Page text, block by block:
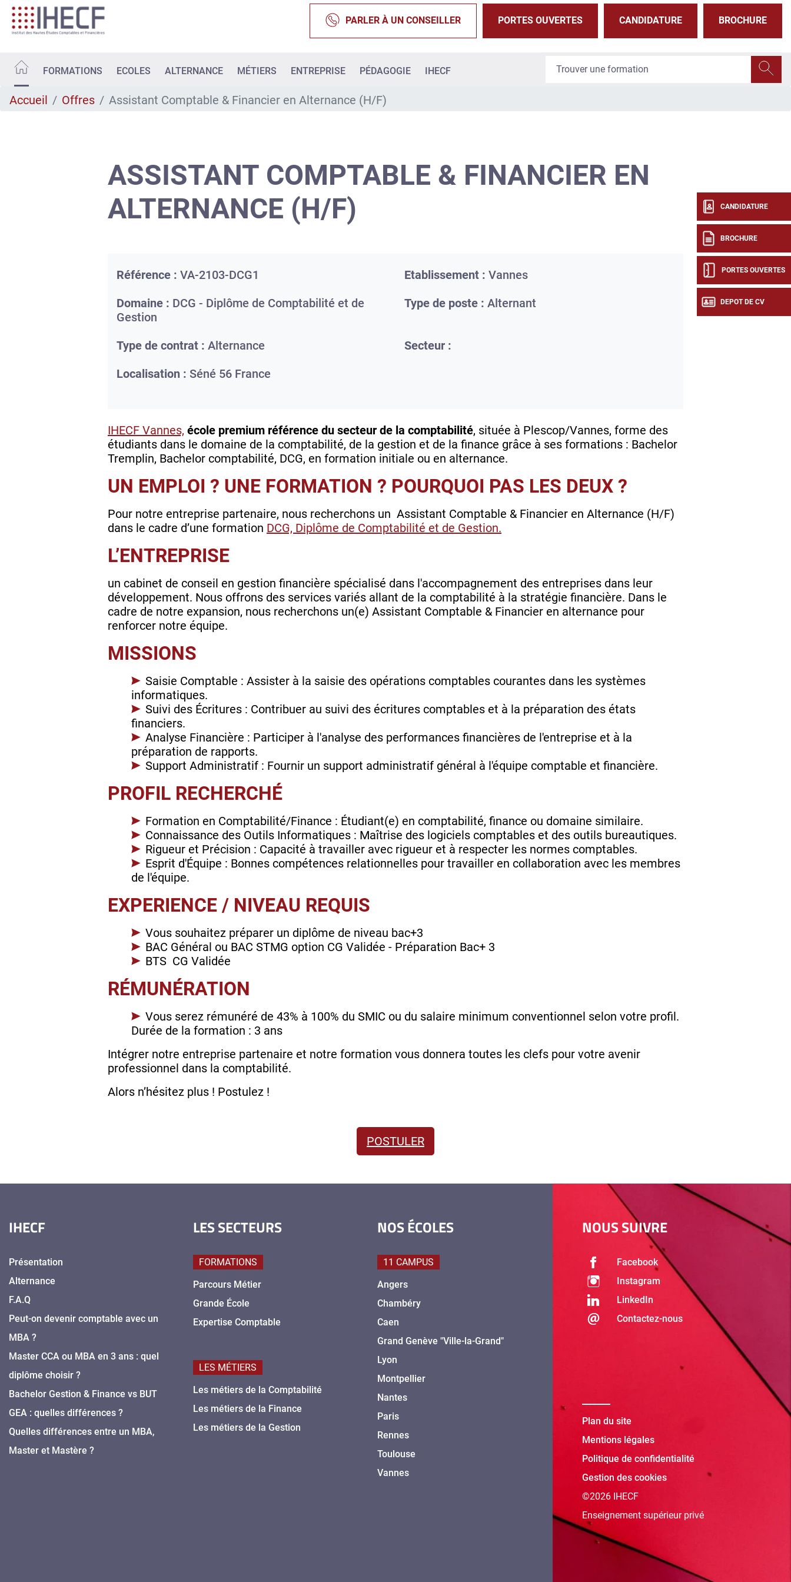
Aller
contenu
PARLER À UN CONSEILLER PORTES OUVERTES CANDIDATURE BROCHURE
FORMATIONS ECOLES ALTERNANCE MÉTIERS ENTREPRISE PÉDAGOGIE IHECF
CANDIDATURE
BROCHURE
PORTES OUVERTES
DEPOT DE CV
Accueil Offres Assistant Comptable & Financier en Alternance (H/F)
ASSISTANT COMPTABLE & FINANCIER EN
ALTERNANCE (H/F)
Référence : VA-2103-DCG1 Etablissement : Vannes
Domaine : DCG - Diplôme de Comptabilité et de
Gestion
Type de poste : Alternant
Type de contrat : Alternance
Secteur :
Localisation : Séné 56 France
IHECF Vannes, école premium référence du secteur de la comptabilité, située à Plescop/Vannes, forme des
étudiants dans le domaine de la comptabilité, de la gestion et de la finance grâce à ses formations : Bachelor
Tremplin, Bachelor comptabilité, DCG, en formation initiale ou en alternance.
UN EMPLOI ? UNE FORMATION ? POURQUOI PAS LES DEUX ?
Pour notre entreprise partenaire, nous recherchons un Assistant Comptable & Financier en Alternance (H/F)
dans le cadre d’une formation DCG, Diplôme de Comptabilité et de Gestion.
L’ENTREPRISE
un cabinet de conseil en gestion financière spécialisé dans l'accompagnement des entreprises dans leur
développement. Nous offrons des services variés allant de la comptabilité à la stratégie financière. Dans le
cadre de notre expansion, nous recherchons un(e) Assistant Comptable & Financier en alternance pour
renforcer notre équipe.
MISSIONS
Saisie Comptable : Assister à la saisie des opérations comptables courantes dans les systèmes
informatiques.
Suivi des Écritures : Contribuer au suivi des écritures comptables et à la préparation des états
financiers.
Analyse Financière : Participer à l'analyse des performances financières de l'entreprise et à la
préparation de rapports.
Support Administratif : Fournir un support administratif général à l'équipe comptable et financière.
PROFIL RECHERCHÉ
Formation en Comptabilité/Finance : Étudiant(e) en comptabilité, finance ou domaine similaire.
Connaissance des Outils Informatiques : Maîtrise des logiciels comptables et des outils bureautiques.
Rigueur et Précision : Capacité à travailler avec rigueur et à respecter les normes comptables.
Esprit d'Équipe : Bonnes compétences relationnelles pour travailler en collaboration avec les membres
de l'équipe.
EXPERIENCE / NIVEAU REQUIS
Vous souhaitez préparer un diplôme de niveau bac+3
BAC Général ou BAC STMG option CG Validée - Préparation Bac+ 3
BTS CG Validée
RÉMUNÉRATION
Vous serez rémunéré de 43% à 100% du SMIC ou du salaire minimum conventionnel selon votre profil.
Durée de la formation : 3 ans
Intégrer notre entreprise partenaire et notre formation vous donnera toutes les clefs pour votre avenir
professionnel dans la comptabilité.
Alors n’hésitez plus ! Postulez !
POSTULER
IHECF
Présentation
Alternance
F.A.Q
Peut-on devenir comptable avec un
MBA ?
Master CCA ou MBA en 3 ans : quel
diplôme choisir ?
Bachelor Gestion & Finance vs BUT
GEA : quelles différences ?
Quelles différences entre un MBA,
Master et Mastère ?
LES SECTEURS
FORMATIONS
Parcours Métier
Grande École
Expertise Comptable
LES MÉTIERS
Les métiers de la Comptabilité
Les métiers de la Finance
Les métiers de la Gestion
NOS ÉCOLES
11 CAMPUS
Angers
Chambéry
Caen
Grand Genève "Ville-la-Grand"
Lyon
Montpellier
Nantes
Paris
Rennes
Toulouse
Vannes
NOUS SUIVRE
Facebook
Instagram
LinkedIn
Contactez-nous
Plan du site
Mentions légales
Politique de confidentialité
Gestion des cookies
©2026 IHECF
Enseignement supérieur privé